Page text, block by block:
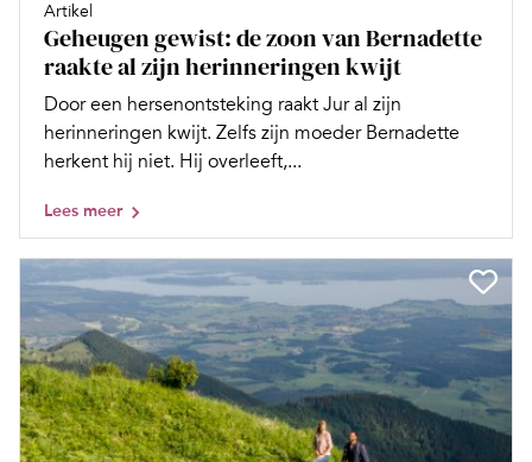
Artikel
Geheugen gewist: de zoon van Bernadette
raakte al zijn herinneringen kwijt
Door een hersenontsteking raakt Jur al zijn
herinneringen kwijt. Zelfs zijn moeder Bernadette
herkent hij niet. Hij overleeft,...
Lees meer